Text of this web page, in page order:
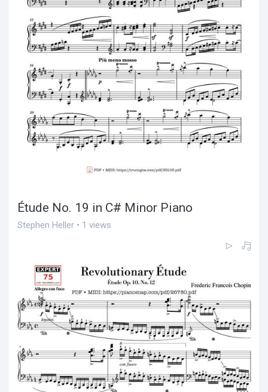
Étude No. 19 in C# Minor Piano
Stephen Heller • 1 views